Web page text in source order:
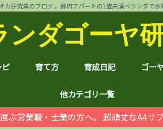
研究員のブログ 。都内アパートの1畳未満ベランダで
ンダゴーヤ
育て方
自動給水装置
ハイポニカ水耕栽培とは
ノウハウ
育成日記
ほんわか
日常
月例報告
収支決算
ゴー
他カテゴリ一覧
ゴジラ
空き家
PC・スマホ
シャープ
ドローン
ブログ運営
ムダ知識
マラソン
RX100
子育て
#地域ブログ
株式投資・お金
ぶ営業職・士業の方へ。 超頑丈なA4サ